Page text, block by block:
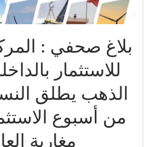
بلاغ صحفي :
للاستثمار
الذهب يطلق
من أسبوع
مغاربة